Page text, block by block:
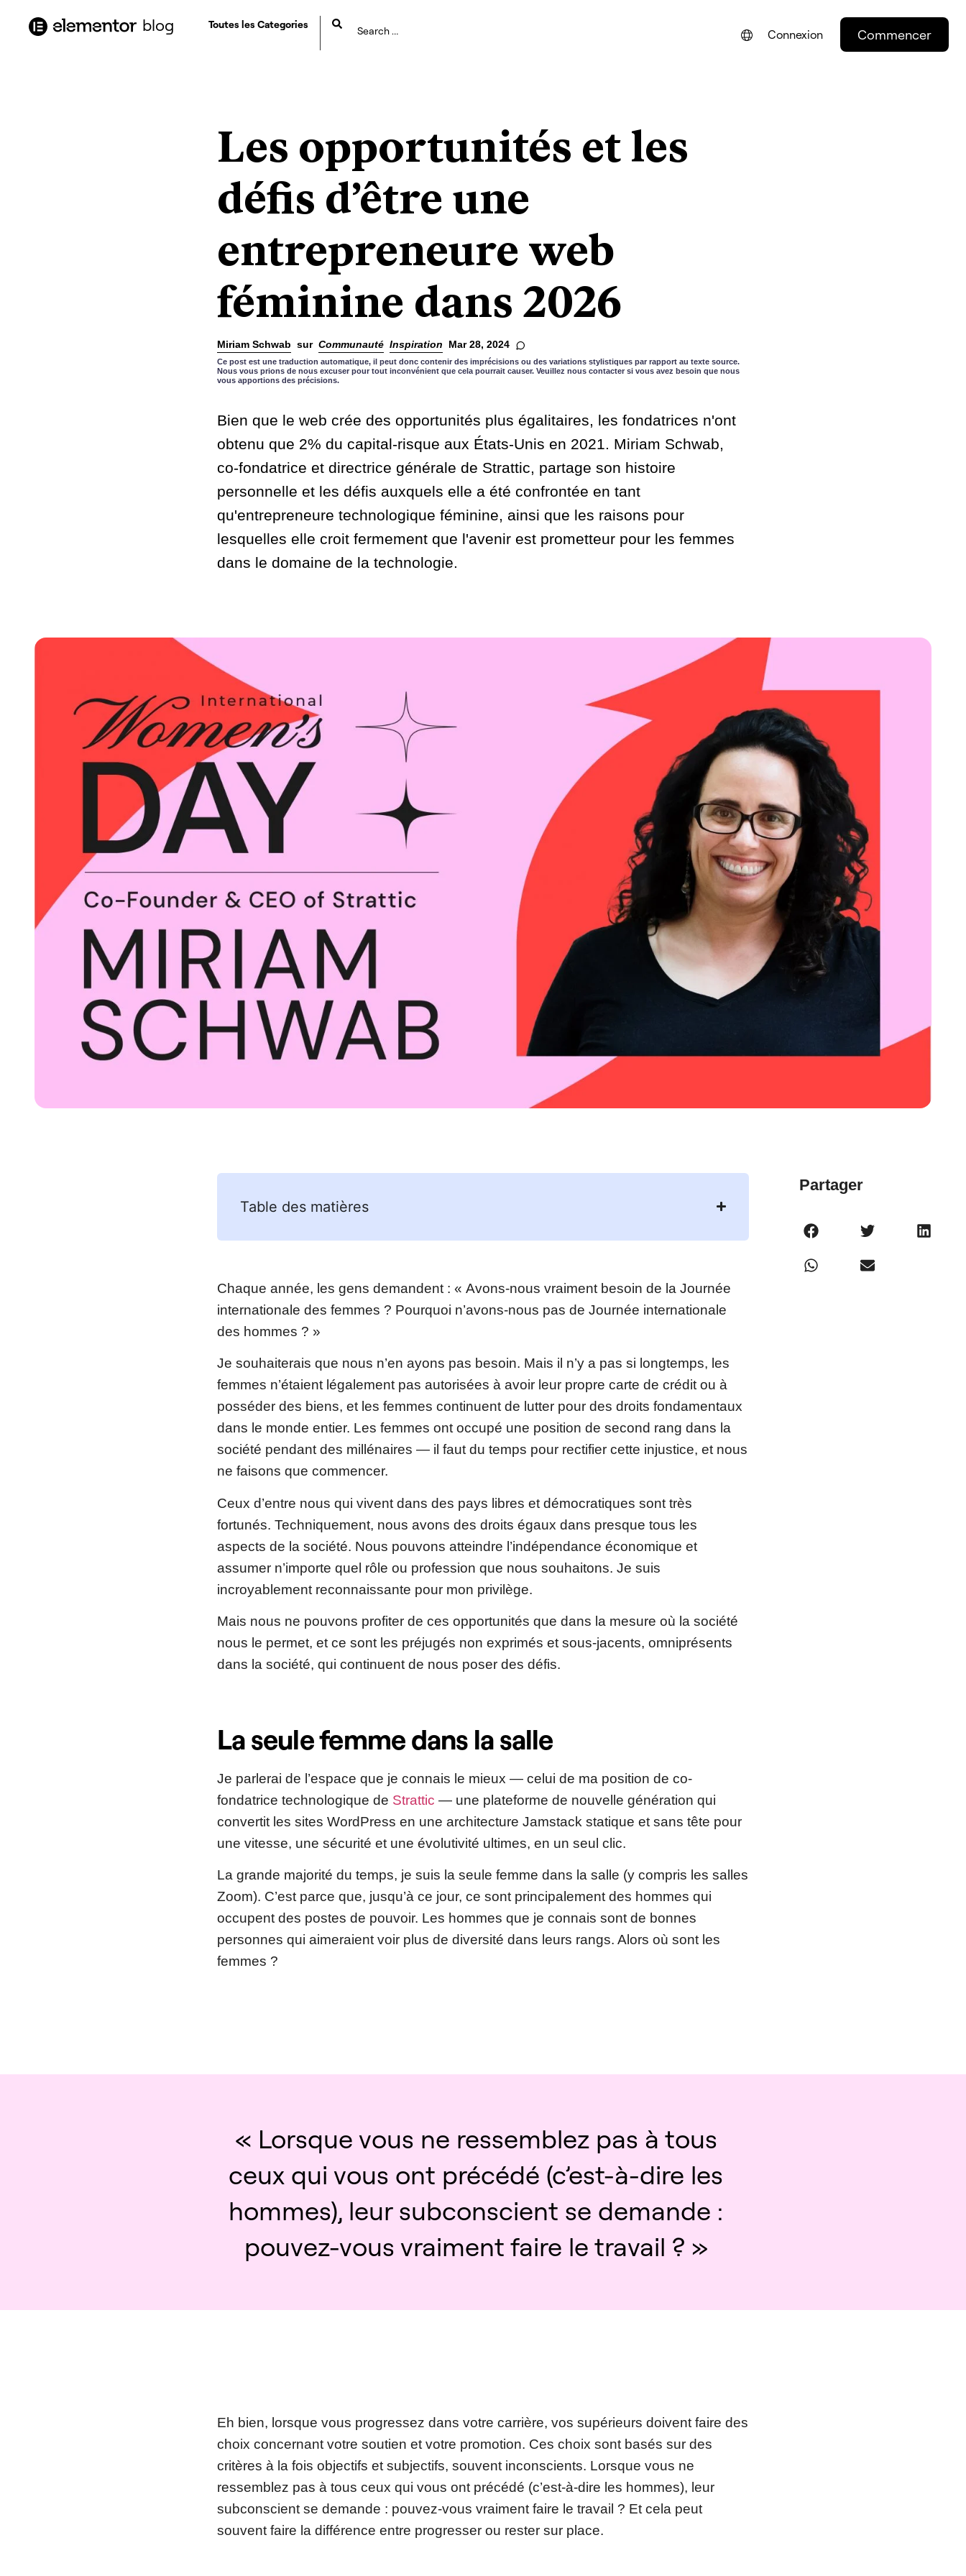
principal
blog Toutes les Categories
Connexion Commencer
Les opportunités et les
défis d’être une
entrepreneure web
féminine dans 2026
Miriam Schwab sur Communauté Inspiration Mar 28, 2024
Ce post est une traduction automatique, il peut donc contenir des imprécisions ou des variations stylistiques par rapport au texte source.
Nous vous prions de nous excuser pour tout inconvénient que cela pourrait causer. Veuillez nous contacter si vous avez besoin que nous
vous apportions des précisions.
Bien que le web crée des opportunités plus égalitaires, les fondatrices n'ont
obtenu que 2% du capital-risque aux États-Unis en 2021. Miriam Schwab,
co-fondatrice et directrice générale de Strattic, partage son histoire
personnelle et les défis auxquels elle a été confrontée en tant
qu'entrepreneure technologique féminine, ainsi que les raisons pour
lesquelles elle croit fermement que l'avenir est prometteur pour les femmes
dans le domaine de la technologie.
Table des matières
Chaque année, les gens demandent : « Avons-nous vraiment besoin de la Journée
internationale des femmes ? Pourquoi n’avons-nous pas de Journée internationale
des hommes ? »
Je souhaiterais que nous n’en ayons pas besoin. Mais il n’y a pas si longtemps, les
femmes n’étaient légalement pas autorisées à avoir leur propre carte de crédit ou à
posséder des biens, et les femmes continuent de lutter pour des droits fondamentaux
dans le monde entier. Les femmes ont occupé une position de second rang dans la
société pendant des millénaires — il faut du temps pour rectifier cette injustice, et nous
ne faisons que commencer.
Ceux d’entre nous qui vivent dans des pays libres et démocratiques sont très
fortunés. Techniquement, nous avons des droits égaux dans presque tous les
aspects de la société. Nous pouvons atteindre l’indépendance économique et
assumer n’importe quel rôle ou profession que nous souhaitons. Je suis
incroyablement reconnaissante pour mon privilège.
Mais nous ne pouvons profiter de ces opportunités que dans la mesure où la société
nous le permet, et ce sont les préjugés non exprimés et sous-jacents, omniprésents
dans la société, qui continuent de nous poser des défis.
La seule femme dans la salle
Je parlerai de l’espace que je connais le mieux — celui de ma position de co-
fondatrice technologique de Strattic — une plateforme de nouvelle génération qui
convertit les sites WordPress en une architecture Jamstack statique et sans tête pour
une vitesse, une sécurité et une évolutivité ultimes, en un seul clic.
La grande majorité du temps, je suis la seule femme dans la salle (y compris les salles
Zoom). C’est parce que, jusqu’à ce jour, ce sont principalement des hommes qui
occupent des postes de pouvoir. Les hommes que je connais sont de bonnes
personnes qui aimeraient voir plus de diversité dans leurs rangs. Alors où sont les
femmes ?
« Lorsque vous ne ressemblez pas à tous
ceux qui vous ont précédé (c’est-à-dire les
hommes), leur subconscient se demande :
pouvez-vous vraiment faire le travail ? »
Eh bien, lorsque vous progressez dans votre carrière, vos supérieurs doivent faire des
choix concernant votre soutien et votre promotion. Ces choix sont basés sur des
critères à la fois objectifs et subjectifs, souvent inconscients. Lorsque vous ne
ressemblez pas à tous ceux qui vous ont précédé (c’est-à-dire les hommes), leur
subconscient se demande : pouvez-vous vraiment faire le travail ? Et cela peut
souvent faire la différence entre progresser ou rester sur place.
Partager